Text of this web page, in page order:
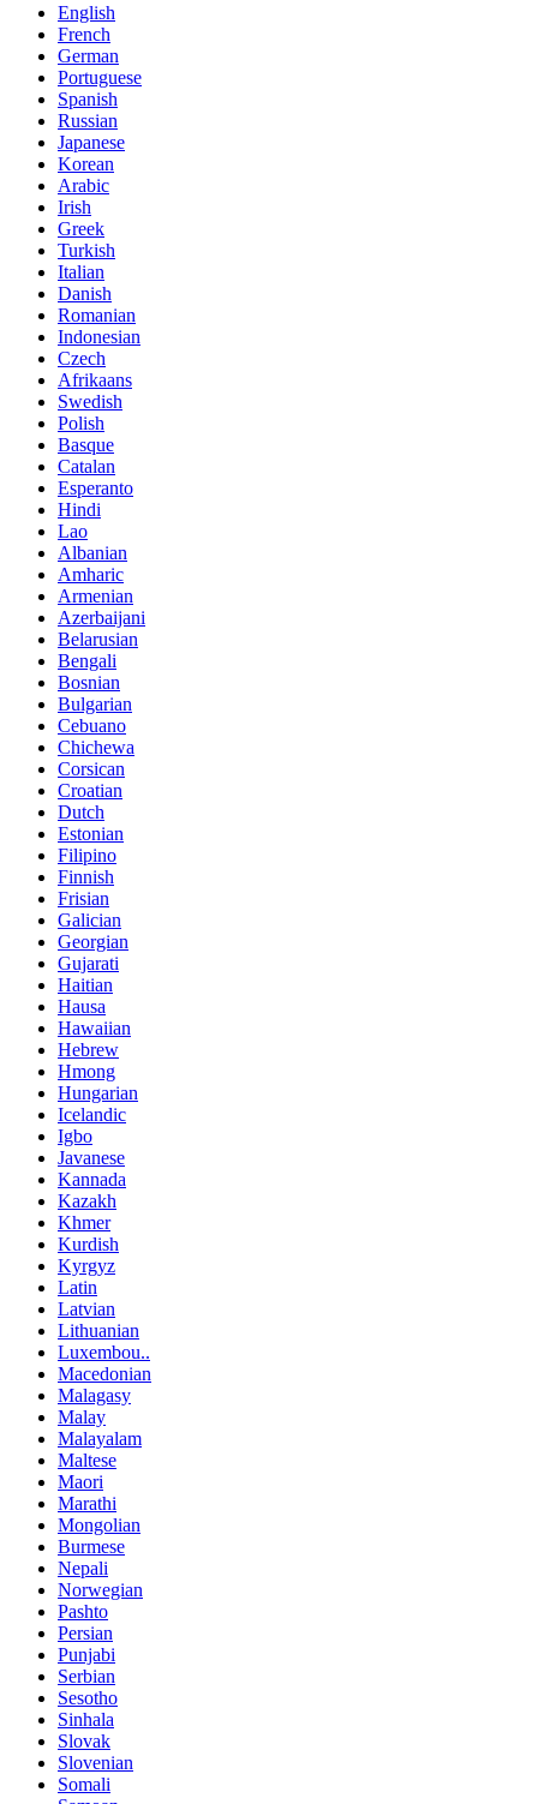
English
French
German
Portuguese
Spanish
Russian
Japanese
Korean
Arabic
Irish
Greek
Turkish
Italian
Danish
Romanian
Indonesian
Czech
Afrikaans
Swedish
Polish
Basque
Catalan
Esperanto
Hindi
Lao
Albanian
Amharic
Armenian
Azerbaijani
Belarusian
Bengali
Bosnian
Bulgarian
Cebuano
Chichewa
Corsican
Croatian
Dutch
Estonian
Filipino
Finnish
Frisian
Galician
Georgian
Gujarati
Haitian
Hausa
Hawaiian
Hebrew
Hmong
Hungarian
Icelandic
Igbo
Javanese
Kannada
Kazakh
Khmer
Kurdish
Kyrgyz
Latin
Latvian
Lithuanian
Luxembou..
Macedonian
Malagasy
Malay
Malayalam
Maltese
Maori
Marathi
Mongolian
Burmese
Nepali
Norwegian
Pashto
Persian
Punjabi
Serbian
Sesotho
Sinhala
Slovak
Slovenian
Somali